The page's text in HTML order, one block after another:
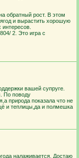
обратный рост. В этом
и вырастить хорошую
2. Это игра с
вашей супруге.
По поводу
природа показала что не
и теплицы,да и полмешка
налаживается. Достаю